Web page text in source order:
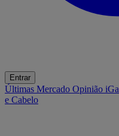
Entrar
Últimas Mercado Opinião
e Cabelo